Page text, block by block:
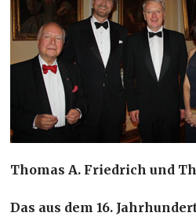
Thomas A. Friedrich und
Das aus dem 16.